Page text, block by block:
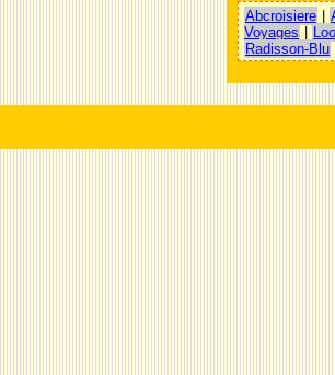
Abcroisiere
Voyages
Radisson-Blu